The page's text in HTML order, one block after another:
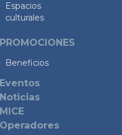
Espacios
culturales
PROMOCIONES
Beneficios
Eventos
Noticias
MICE
Operadores